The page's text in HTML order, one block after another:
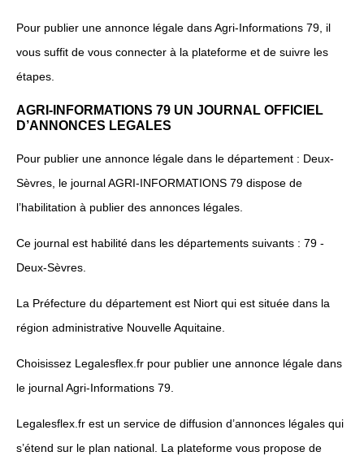
Pour publier une annonce légale dans Agri-Informations 79, il
vous suffit de vous connecter à la plateforme et de suivre les
étapes.
AGRI-INFORMATIONS 79 UN JOURNAL OFFICIEL
D’ANNONCES LEGALES
Pour publier une annonce légale dans le département : Deux-
Sèvres, le journal AGRI-INFORMATIONS 79 dispose de
l’habilitation à publier des annonces légales.
Ce journal est habilité dans les départements suivants : 79 -
Deux-Sèvres.
La Préfecture du département est Niort qui est située dans la
région administrative Nouvelle Aquitaine.
Choisissez Legalesflex.fr pour publier une annonce légale dans
le journal Agri-Informations 79.
Legalesflex.fr est un service de diffusion d’annonces légales qui
s’étend sur le plan national. La plateforme vous propose de